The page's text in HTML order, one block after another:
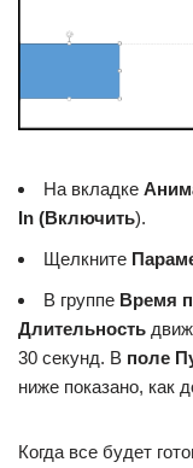
На вкладке
In (Включить).
Щелкните
В группе Время
Длительность
30 секунд. В поле
ниже показано, как
Когда все будет